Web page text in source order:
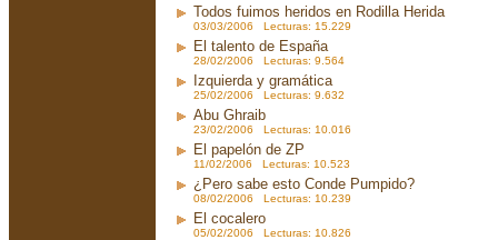
Todos fuimos heridos en Rodilla Herida
03/03/2006 Lecturas: 15.229
El talento de España
28/02/2006 Lecturas: 9.564
Izquierda y gramática
25/02/2006 Lecturas: 9.632
Abu Ghraib
23/02/2006 Lecturas: 10.016
El papelón de ZP
11/02/2006 Lecturas: 10.523
¿Pero sabe esto Conde Pumpido?
08/02/2006 Lecturas: 10.239
El cocalero
05/02/2006 Lecturas: 10.826